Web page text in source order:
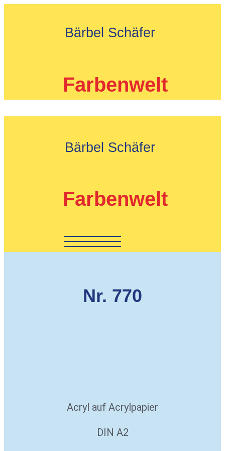
Bärbel Schäfer
Farbenwelt
Bärbel Schäfer
Farbenwelt
Nr. 770
Acryl auf Acrylpapier
DIN A2